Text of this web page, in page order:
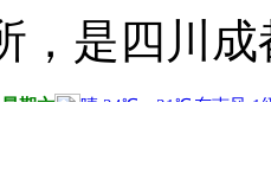
，是四川